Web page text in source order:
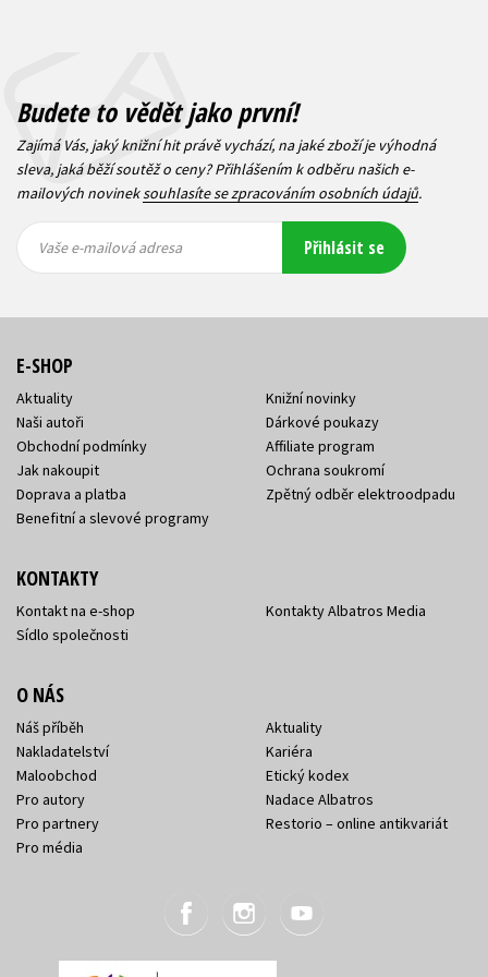
Budete to vědět jako první!
Zajímá Vás, jaký knižní hit právě vychází, na jaké zboží je výhodná
sleva, jaká běží soutěž o ceny? Přihlášením k odběru našich e-
mailových novineksouhlasíte se zpracováním osobních údajů.
mailová
mailová
Vaše e-mailová adresa Přihlásit se
E-SHOP
Aktuality
Naši autoři
Obchodní podmínky
Jak nakoupit
Doprava a platba
Benefitní a slevové programy
Knižní novinky
Dárkové poukazy
Affiliate program
Ochrana soukromí
Zpětný odběr elektroodpadu
KONTAKTY
Kontakt na e-shop
Sídlo společnosti
Kontakty Albatros Media
O NÁS
Náš příběh
Nakladatelství
Maloobchod
Pro autory
Pro partnery
Pro média
Aktuality
Kariéra
Etický kodex
Nadace Albatros
Restorio – online antikvariát